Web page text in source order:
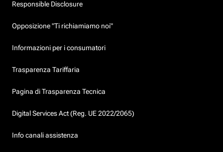
Responsible Disclosure
Opposizione "Ti richiamiamo noi"
Informazioni per i consumatori
Trasparenza Tariffaria
Pagina di Trasparenza Tecnica
Digital Services Act (Reg. UE 2022/2065)
Info canali assistenza